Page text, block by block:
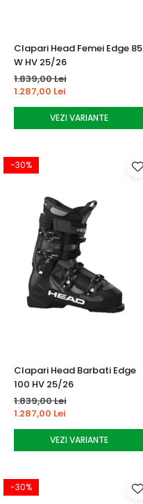
Clapari Head Femei Edge 85
W HV 25/26
1.839,00 Lei
1.287,00 Lei
VEZI VARIANTE
-30%
Clapari Head Barbati Edge
100 HV 25/26
1.839,00 Lei
1.287,00 Lei
VEZI VARIANTE
-30%